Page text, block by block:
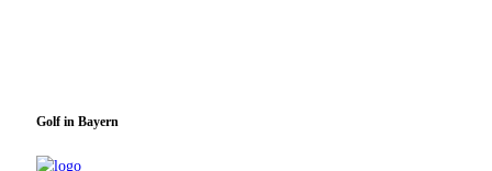
Golf in Bayern